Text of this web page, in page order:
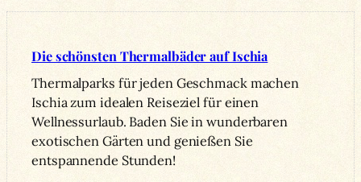
Die schönsten Thermalbäder auf Ischia
Thermalparks für jeden Geschmack machen
Ischia zum idealen Reiseziel für einen
Wellnessurlaub. Baden Sie in wunderbaren
exotischen Gärten und genießen Sie
entspannende Stunden!